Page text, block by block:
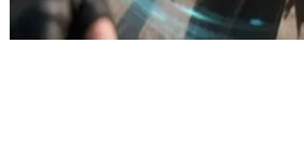
Show more